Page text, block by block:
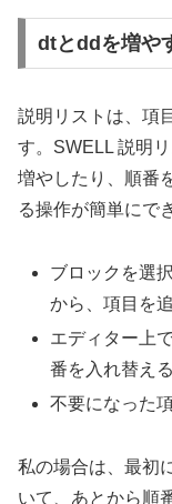
dtとddを増や
説明リストは、項
す。SWELL 説明
増やしたり、順番
る操作が簡単にで
ブロックを選
から、項目を
エディター上
番を入れ替える
不要になった
私の場合は、最初
いて、あとから順